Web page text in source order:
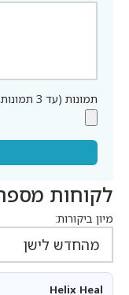
תמונות (עד 3 תמונות, עד 4MB לתמונה)
לקוחות
מיון ביקורות:
Helix Heal